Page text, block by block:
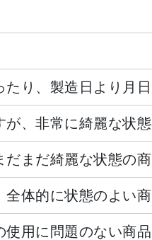
り、製造日より月
、非常に綺麗な状態
まだ綺麗な状態の商
体的に状態のよい商
用に問題のない商品